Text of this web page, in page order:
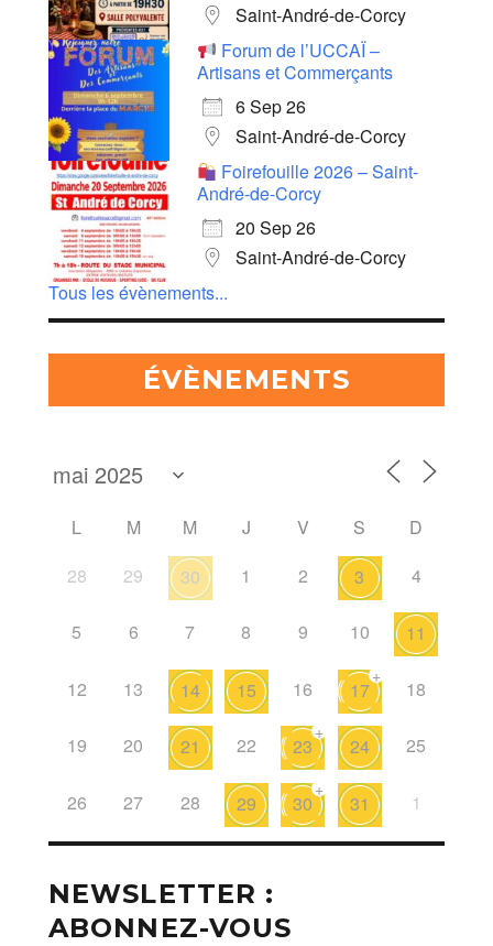
Saint-André-de-Corcy
Forum de l’UCCAÏ –
Artisans et Commerçants
6 Sep 26
Saint-André-de-Corcy
Foirefouille 2026 – Saint-
André-de-Corcy
20 Sep 26
Saint-André-de-Corcy
Tous les évènements...
ÉVÈNEMENTS
L M M J V S
D
28
29 30 1 2 3 4
5 6 7 8 9 10 11
12 13 14 15 16 17
+
18
19 20 21 22 23
+
24 25
26 27 28 29 30
+
31 1
NEWSLETTER :
ABONNEZ-VOUS